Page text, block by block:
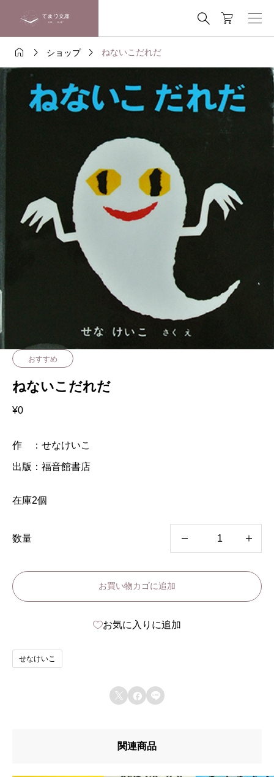

  ショップ  ねないこだれだ
おすすめ
ねないこだれだ
¥0
作 ：せなけいこ
出版：福音館書店
在庫2個
数量
お買い物カゴに追加
お気に入りに追加
せなけいこ
  
関連商品